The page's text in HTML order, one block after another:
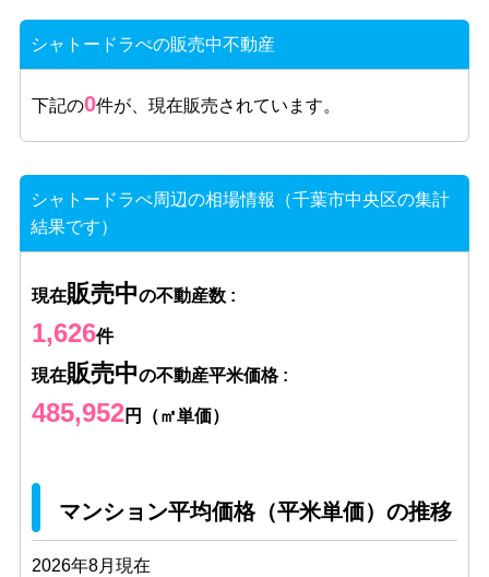
シャトードラぺの販売中不動産
下記の0件が、現在販売されています。
シャトードラぺ周辺の相場情報（千葉市中央区の集計
結果です）
現在販売中の不動産数 :
1,626件
現在販売中の不動産平米価格 :
485,952円（㎡単価）
マンション平均価格（平米単価）の推移
2026年8月現在